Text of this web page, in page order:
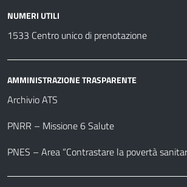
NUMERI UTILI
1533 Centro unico di prenotazione
AMMINISTRAZIONE TRASPARENTE
Archivio ATS
PNRR – Missione 6 Salute
PNES – Area “Contrastare la povertà